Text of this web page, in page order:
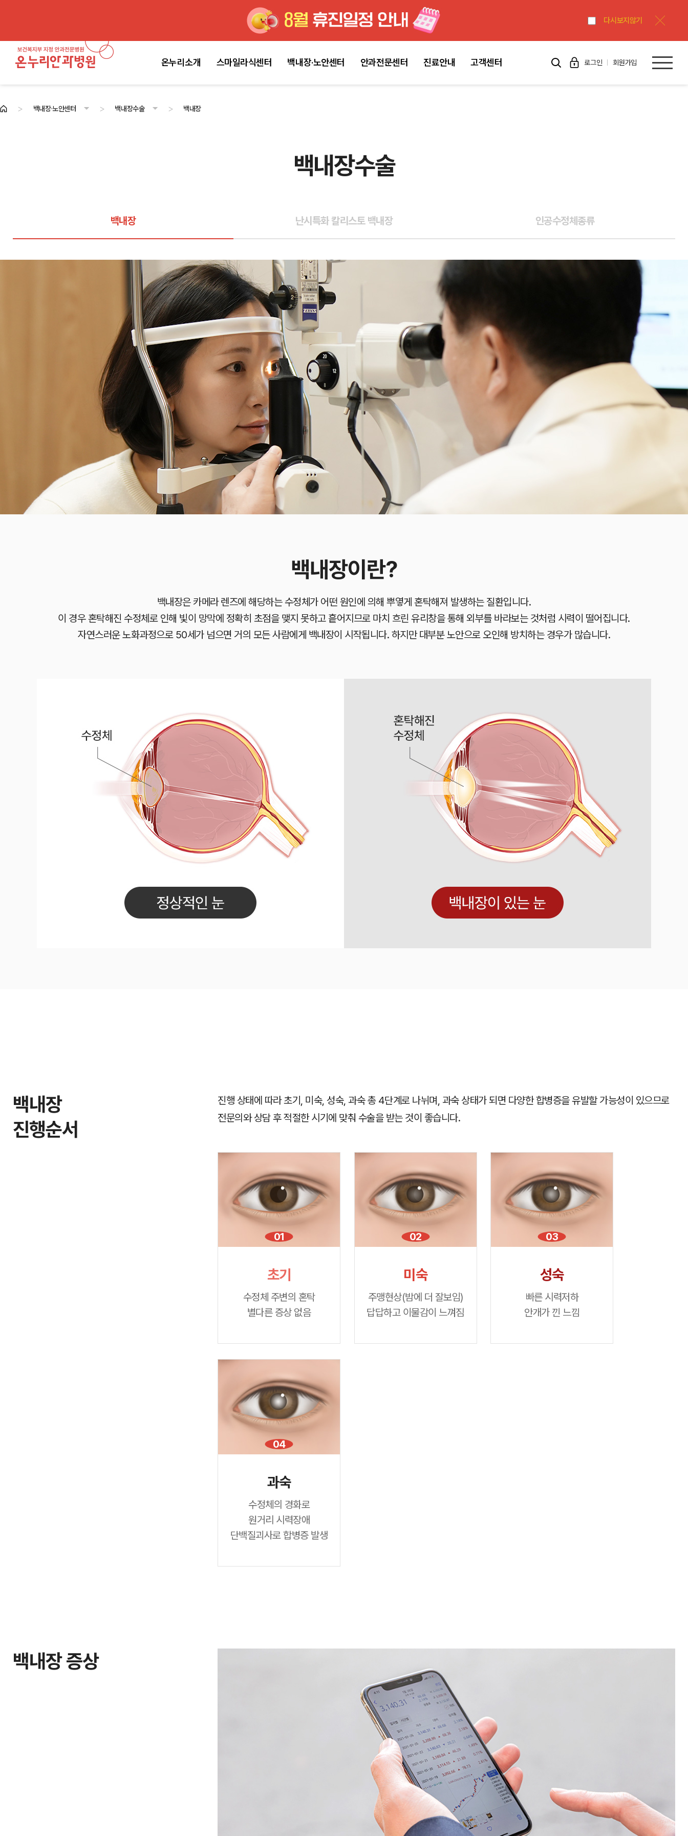
다시보지않기
온누리소개 스마일라식센터 백내장·노안센터 안과전문센터 진료안내 고객센터 로그인 회원가입
> 백내장·노안센터 > 백내장수술 > 백내장
백내장수술
백내장 난시특화 칼리스토 백내장 인공수정체종류
백내장이란?
백내장은 카메라 렌즈에 해당하는 수정체가 어떤 원인에 의해 뿌옇게 혼탁해져 발생하는 질환입니다.
이 경우 혼탁해진 수정체로 인해 빛이 망막에 정확히 초점을 맺지 못하고 흩어지므로 마치 흐린 유리창을 통해 외부를 바라보는 것처럼 시력이 떨어집니다.
자연스러운 노화과정으로 50세가 넘으면 거의 모든 사람에게 백내장이 시작됩니다. 하지만 대부분 노안으로 오인해 방치하는 경우가 많습니다.
백내장
진행순서
진행 상태에 따라 초기, 미숙, 성숙, 과숙 총 4단계로 나뉘며, 과숙 상태가 되면 다양한 합병증을 유발할 가능성이 있으므로
전문의와 상담 후 적절한 시기에 맞춰 수술을 받는 것이 좋습니다.
01
초기
수정체 주변의 혼탁
별다른 증상 없음
02
미숙
주맹현상(밤에 더 잘보임)
답답하고 이물감이 느껴짐
03
성숙
빠른 시력저하
안개가 낀 느낌
04
과숙
수정체의 경화로
원거리 시력장애
단백질괴사로 합병증 발생
백내장 증상